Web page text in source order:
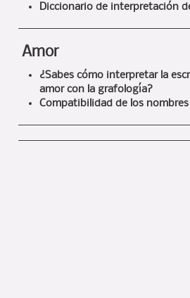
Diccionario de interpretación
Amor
¿Sabes cómo interpretar la
amor con la grafología?
Compatibilidad de los nombres